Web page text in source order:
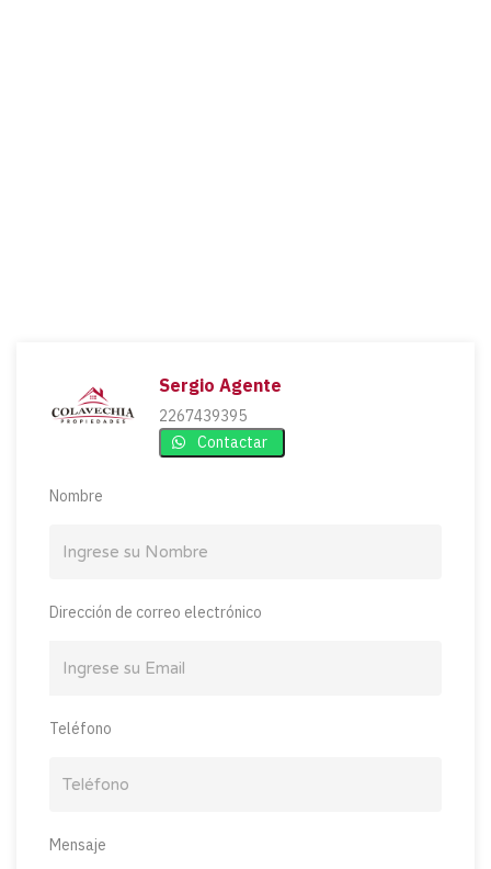
Sergio Agente
2267439395
Contactar
Nombre
Dirección de correo electrónico
Teléfono
Mensaje